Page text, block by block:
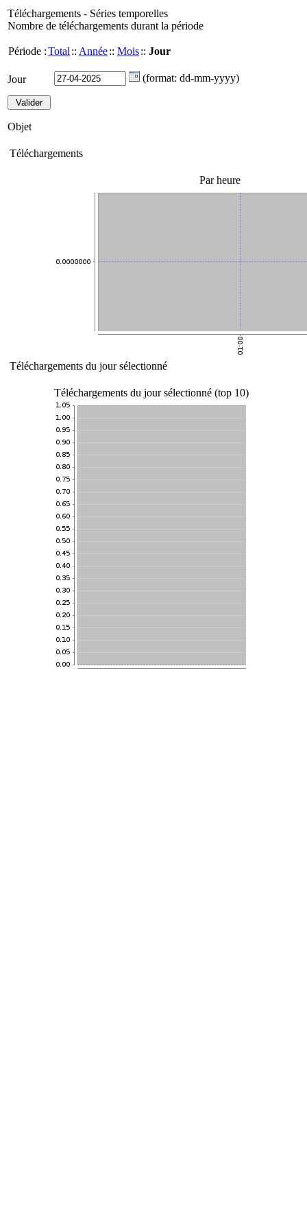
Téléchargements - Séries temporelles
Nombre de téléchargements durant la période
Période :Total :: Année:: Mois:: Jour
Jour (format: dd-mm-yyyy)
Objet
Téléchargements
Par heure
Téléchargements du jour sélectionné
Téléchargements du jour sélectionné (top 10)